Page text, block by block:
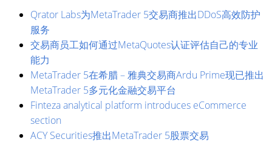
Qrator Labs为MetaTrader 5交易商推出DDoS高效防护
服务
交易商员工如何通过MetaQuotes认证评估自己的专业
能力
MetaTrader 5在希腊 – 雅典交易商Ardu Prime现已推出
MetaTrader 5多元化金融交易平台
Finteza analytical platform introduces eCommerce
section
ACY Securities推出MetaTrader 5股票交易